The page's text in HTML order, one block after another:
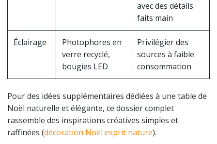
avec des détails
faits main
Éclairage
Photophores en
verre recyclé,
bougies LED
Privilégier des
sources à faible
consommation
Pour des idées supplémentaires dédiées à une table de
Noël naturelle et élégante, ce dossier complet
rassemble des inspirations créatives simples et
raffinées (décoration Noël esprit nature).